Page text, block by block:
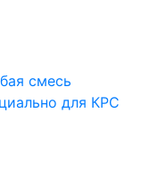
смесь
для КРС